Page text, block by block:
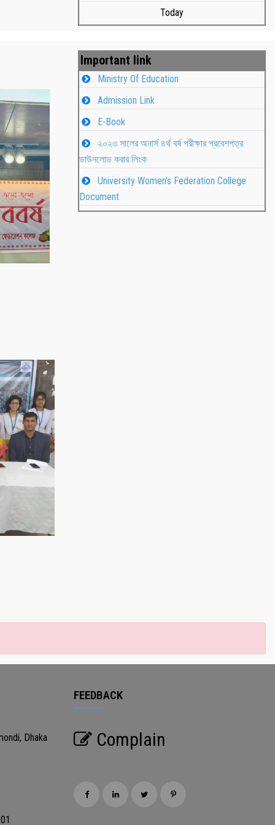
Today
Important link
Ministry Of Education
Admission Link
E-Book
২০২৩ সালের অনার্স ৪র্থ বর্ষ পরীক্ষার প্রবেশপত্র
ডাউনলোড করার লিংক
University Women's Federation College
Document
Dhaka
FEEDBACK
Complain